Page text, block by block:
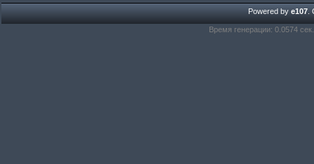
Powered by e107
Время генерации: 0.0574